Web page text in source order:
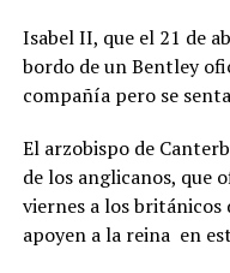
Isabel II, que el 21 de
bordo de un Bentley
compañía pero se
El arzobispo de
de los anglicanos, que
viernes a los británicos
apoyen a la reina en